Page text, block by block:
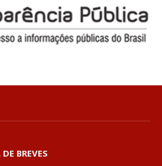
BREVES